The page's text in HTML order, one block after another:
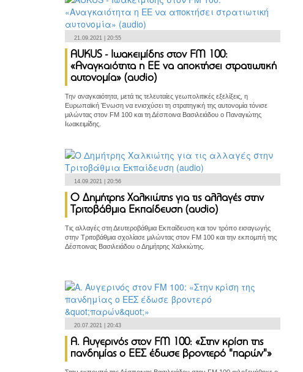
21.09.2021 | 20:55
AUKUS - Ιωακειμίδης στον FM 100:
«Αναγκαιότητα η ΕΕ να αποκτήσει στρατιωτική
αυτονομία» (audio)
Την αναγκαιότητα, μετά τις τελευταίες γεωπολιτικές εξελίξεις, η
Ευρωπαϊκή Ένωση να ενισχύσει τη στρατηγική της αυτονομία τόνισε
μιλώντας στον FM 100 και τη Δέσποινα Βασιλειάδου ο Παναγιώτης
Ιωακειμίδης.
14.09.2021 | 20:56
Ο Δημήτρης Χαλκιώτης για τις αλλαγές στην
Τριτοβάθμια Εκπαίδευση (audio)
Τις αλλαγές στη Δευτεροβάθμια Εκπαίδευση και τον τρόπο εισαγωγής
στην Τριτοβάθμια σχολίασε μιλώντας στον FM 100 και την εκπομπή της
Δέσποινας Βασιλειάδου ο Δημήτρης Χαλκιώτης.
20.07.2021 | 20:43
Α. Αυγερινός στον FM 100: «Στην κρίση της
πανδημίας ο ΕΕΣ έδωσε βροντερό "παρών"»